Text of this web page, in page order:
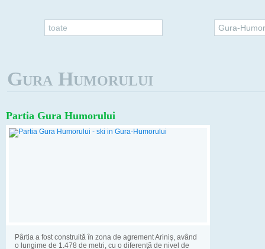
toate Gura-
Gura Humorului
Partia Gura Humorului
Pârtia a fost construită în zona de agrement Ariniş, având
o lungime de 1.478 de metri, cu o diferenţă de nivel de